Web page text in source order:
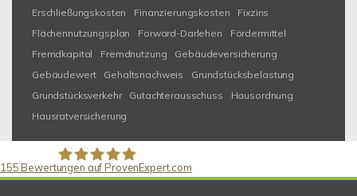
Erschließungskosten
Finanzierungskosten
Fixzins
Flächennutzungsplan
Forward-Darlehen
Fördermittel
Fremdkapital
Fremdnutzung
Gebäudeversicherung
Gebäudewert
Gehaltsnachweis
Grundstücksbelastung
Grundstücksverkehr
Gutachterausschuss
Hausordnung
Hausratversicherung
155 Bewertungen auf ProvenExpert.com